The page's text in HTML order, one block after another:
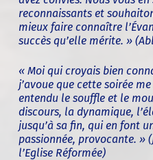
reconnaissants et
mieux faire connaître
succès qu’elle mérite. » (
« Moi qui croyais bien
j’avoue que cette soirée
entendu le souffle et le
discours, la dynamique,
jusqu’à sa fin, qui en font
passionnée, provocante. » (
l’Eglise Réformée)